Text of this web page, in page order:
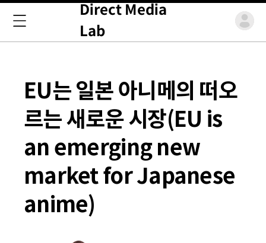
Direct Media
Lab
EU는 일본 아니메의 떠오
르는 새로운 시장(EU is
an emerging new
market for Japanese
anime)